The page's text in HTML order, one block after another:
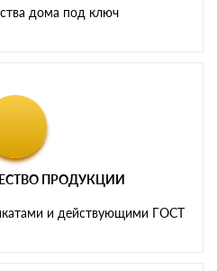
дома под ключ
ПРОДУКЦИИ
и действующими ГОСТ